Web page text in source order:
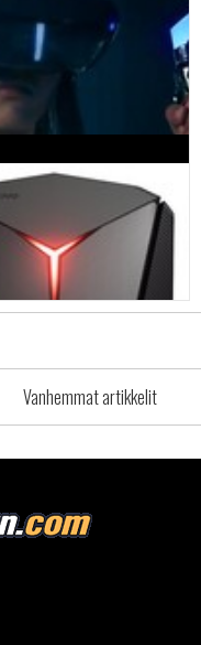
Vanhemmat artikkelit